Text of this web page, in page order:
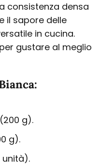
consistenza densa
il sapore delle
in cucina.
gustare al meglio
g).
g).
unità).